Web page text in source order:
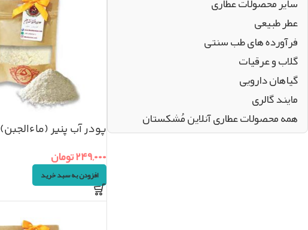
عطر طبیعی
فرآورده های طب سنتی
گلاب و عرقیات
گیاهان دارویی
مایند گالری
همه محصولات عطاری آنلاین مُشکستان
پودر آب پنیر (ماءالجبن) ۳۰۰گرم
۲۴۹,۰۰۰تومان
افزودن به سبد خرید